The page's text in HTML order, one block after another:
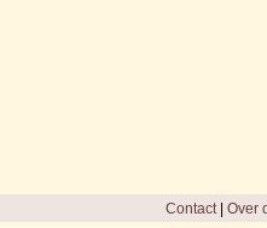
Contact| Over